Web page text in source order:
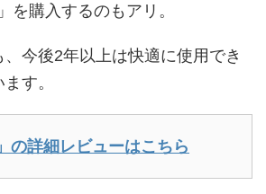
を購入するのもアリ。
今後2年以上は快適に使用でき
す。
の詳細レビューはこちら